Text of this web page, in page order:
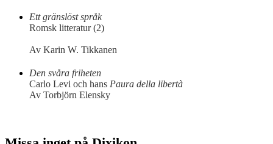
Ett gränslöst språk
Romsk litteratur (2)
Av Karin W. Tikkanen
Den svåra friheten
Carlo Levi och hans Paura della libertà
Av Torbjörn Elensky